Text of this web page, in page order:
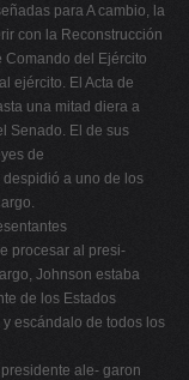
para A cambio, la
con la Reconstrucción
Comando del Ejército
ejército. El Acta de
una mitad diera a
Senado. El de sus
de
a uno de los
procesar al presi-
Johnson estaba
de los Estados
escándalo de todos los
ale- garon